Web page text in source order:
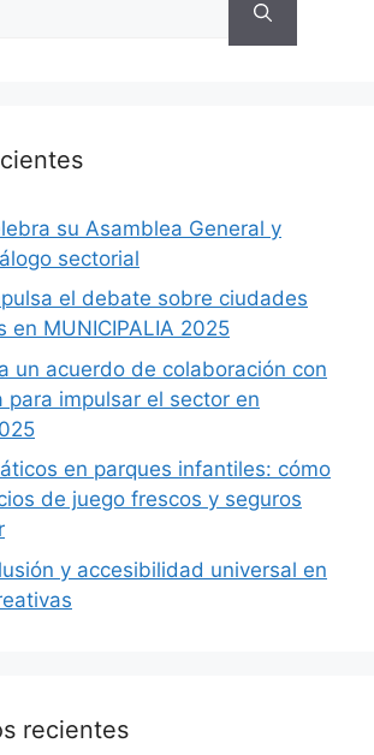
su Asamblea General y
sectorial
el debate sobre ciudades
en MUNICIPALIA 2025
un acuerdo de colaboración con
para impulsar el sector en
en parques infantiles: cómo
de juego frescos y seguros
y accesibilidad universal en
recientes